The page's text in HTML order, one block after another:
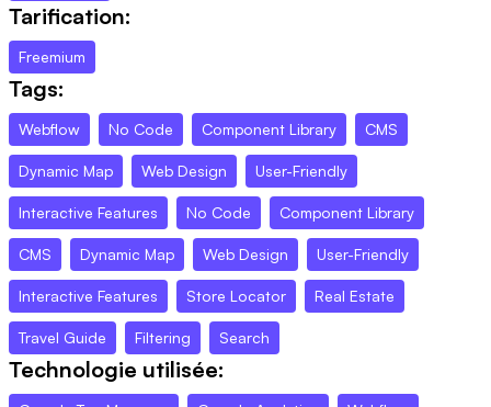
Tarification:
Freemium
Tags:
Webflow No Code Component Library CMS
Dynamic Map Web Design User-Friendly
Interactive Features No Code Component Library
CMS Dynamic Map Web Design User-Friendly
Interactive Features Store Locator Real Estate
Travel Guide Filtering Search
Technologie utilisée: